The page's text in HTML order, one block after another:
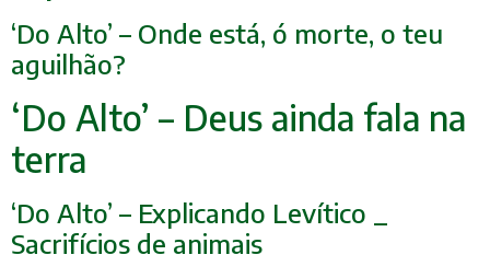
‘Do Alto’ – Onde está, ó morte, o teu
aguilhão?
‘Do Alto’ – Deus ainda fala na
terra
‘Do Alto’ – Explicando Levítico _
Sacrifícios de animais